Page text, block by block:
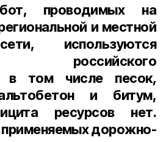
проводимых на
и местной
используются
российского
в том числе песок,
и битум,
ресурсов нет.
применяемых дорожно-